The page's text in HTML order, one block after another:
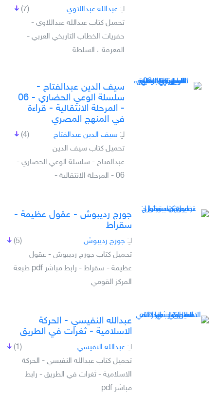
(7) لـِ: عبدالله عبداللاوي
تحميل كتاب عبدالله عبداللاوي -
حفريات الخطاب التاريخي العربي -
المعرفة ، السلطة
سيف الدين عبدالفتاح -
سلسلة الوعي الحضاري - 06
- المرحلة الانتقالية - قراءة
في المنهج المصري
(4) لـِ: سيف الدين عبدالفتاح
تحميل كتاب سيف الدين
عبدالفتاح - سلسلة الوعي الحضاري -
06 - المرحلة الانتقالية -
جورج رديبوش - عقول عظيمة -
سقراط
(5) لـِ: جورج رديبوش
تحميل كتاب جورج رديبوش - عقول
عظيمة - سقراط - رابط مباشر pdf طبعة
المركز القومي
عبدالله النفيسي - الحركة
الاسلامية - ثغرات في الطريق
(1) لـِ: عبدالله النفيسي
تحميل كتاب عبدالله النفيسي - الحركة
الاسلامية - ثغرات في الطريق - رابط
مباشر pdf